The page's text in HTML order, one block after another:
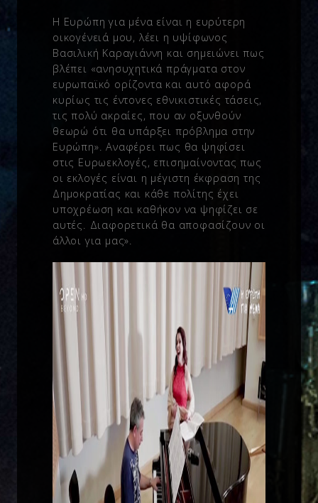
Η Ευρώπη για μένα είναι η ευρύτερη
οικογένειά μου, λέει η υψίφωνος
Βασιλική Καραγιάννη και σημειώνει πως
βλέπει «ανησυχητικά πράγματα στον
ευρωπαϊκό ορίζοντα και αυτό αφορά
κυρίως τις έντονες εθνικιστικές τάσεις,
τις πολύ ακραίες, που αν οξυνθούν
θεωρώ ότι θα υπάρξει πρόβλημα στην
Ευρώπη». Αναφέρει πως θα ψηφίσει
στις Ευρωεκλογές, επισημαίνοντας πως
οι εκλογές είναι η μέγιστη έκφραση της
Δημοκρατίας και κάθε πολίτης έχει
υποχρέωση και καθήκον να ψηφίζει σε
αυτές. Διαφορετικά θα αποφασίζουν οι
άλλοι για μας».